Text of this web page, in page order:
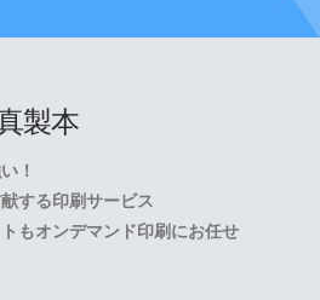
製本
！
する印刷サービス
もオンデマンド印刷にお任せ